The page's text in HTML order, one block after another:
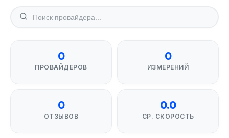
0
ПРОВАЙДЕРОВ
0
ИЗМЕРЕНИЙ
0
ОТЗЫВОВ
0.0
СР. СКОРОСТЬ